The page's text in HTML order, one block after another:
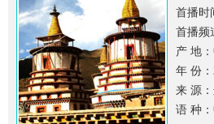
首播时
首播频
产 地
年 份：
来 源
语 种